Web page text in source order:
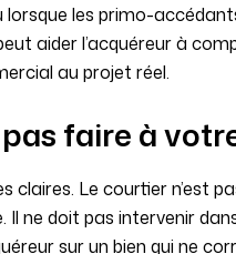
les primo-
aider l’acquéreur à
au projet réel.
faire à
Le courtier n’est
ne doit pas intervenir
sur un bien qui ne